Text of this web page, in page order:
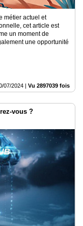
métier actuel et
cet article est
un moment de
une opportunité
07/2024 | Vu 2897039 fois
vous ?